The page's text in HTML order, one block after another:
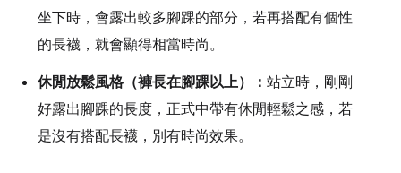
坐下時，會露出較多腳踝的部分，若再搭配有個性
的長襪，就會顯得相當時尚。
休閒放鬆風格（褲長在腳踝以上）： 站立時，剛剛
好露出腳踝的長度，正式中帶有休閒輕鬆之感，若
是沒有搭配長襪，別有時尚效果。